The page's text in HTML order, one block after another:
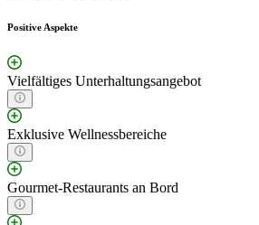
Positive Aspekte
Vielfältiges Unterhaltungsangebot
Exklusive Wellnessbereiche
Gourmet-Restaurants an Bord